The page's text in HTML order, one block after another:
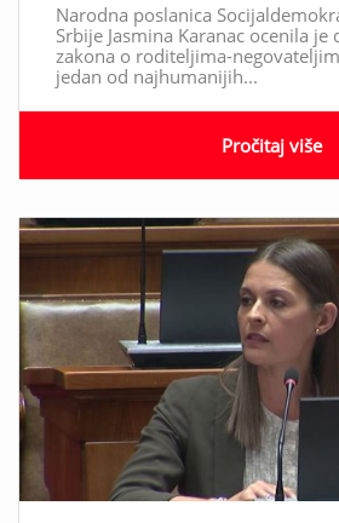
Narodna poslanica
Srbije Jasmina Karanac ocenila je
zakona o roditeljima-
jedan od najhumanijih...
Pročitaj više